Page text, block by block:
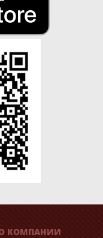
КОМПАНИИ